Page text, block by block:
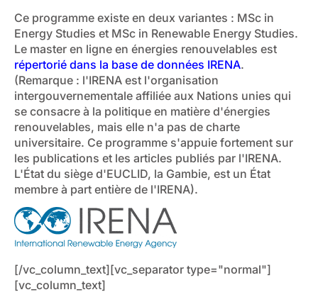
Ce programme existe en deux variantes : MSc in
Energy Studies et MSc in Renewable Energy Studies.
Le master en ligne en énergies renouvelables est
répertorié dans la base de données IRENA.
(Remarque : l'IRENA est l'organisation
intergouvernementale affiliée aux Nations unies qui
se consacre à la politique en matière d'énergies
renouvelables, mais elle n'a pas de charte
universitaire. Ce programme s'appuie fortement sur
les publications et les articles publiés par l'IRENA.
L'État du siège d'EUCLID, la Gambie, est un État
membre à part entière de l'IRENA).
[/vc_column_text][vc_separator type="normal"]
[vc_column_text]